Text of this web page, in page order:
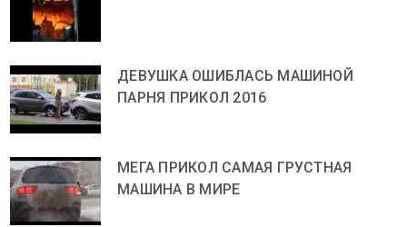
ДЕВУШКА ОШИБЛАСЬ МАШИНОЙ
ПАРНЯ ПРИКОЛ 2016
МЕГА ПРИКОЛ САМАЯ ГРУСТНАЯ
МАШИНА В МИРЕ